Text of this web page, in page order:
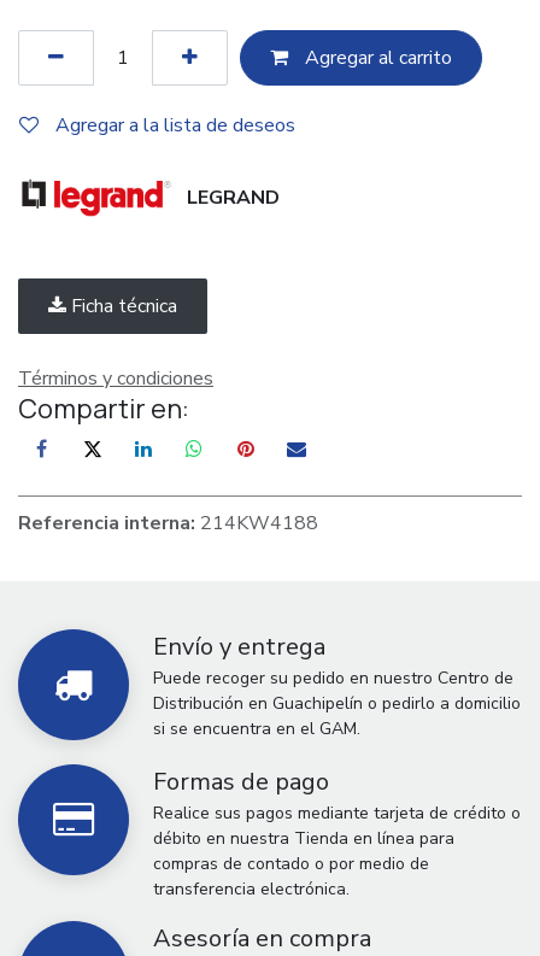
Agregar al c​​arrito
Agregar a la lista de deseos
LEGRAND
Ficha técnica
Términos y condiciones
Compartir en:
Referencia interna: 214KW4188
Envío y entrega
Puede recoger su pedido en nuestro Centro de
Distribución en Guachipelín o pedirlo a domicilio
si se encuentra en el GAM.
Formas de pago
Realice sus pagos mediante tarjeta de crédito o
débito en nuestra Tienda en línea para
compras de contado o por medio de
transferencia electrónica.
Asesoría en compra